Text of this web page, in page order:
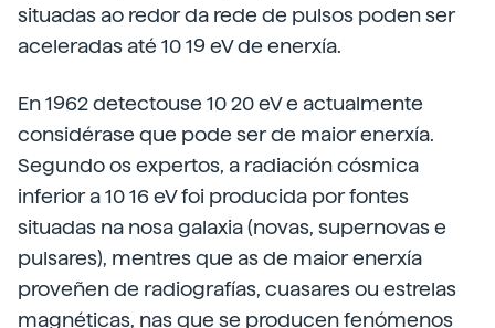
situadas ao redor da rede de pulsos poden ser
aceleradas até 10 19 eV de enerxía.
En 1962 detectouse 10 20 eV e actualmente
considérase que pode ser de maior enerxía.
Segundo os expertos, a radiación cósmica
inferior a 10 16 eV foi producida por fontes
situadas na nosa galaxia (novas, supernovas e
pulsares), mentres que as de maior enerxía
proveñen de radiografías, cuasares ou estrelas
magnéticas, nas que se producen fenómenos